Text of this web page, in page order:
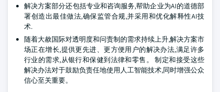
解决方案部分还包括专业和咨询服务,帮助企业为AI的道德部
署创造出最佳做法,确保监管合规,并采用和优化解释性AI技
术.
随着大赦国际对透明度和问责制的需求持续上升,解决方案市
场正在增长,提供更先进、更方便用户的解决办法,满足许多
行业的需求,从银行和保健到法律和零售。 制定和接受这些
解决办法对于鼓励负责任地使用人工智能技术,同时增强公众
信心至关重要。